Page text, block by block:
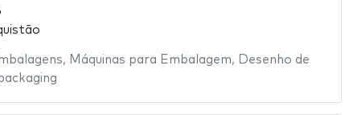
, Máquinas para Embalagem, Desenho de